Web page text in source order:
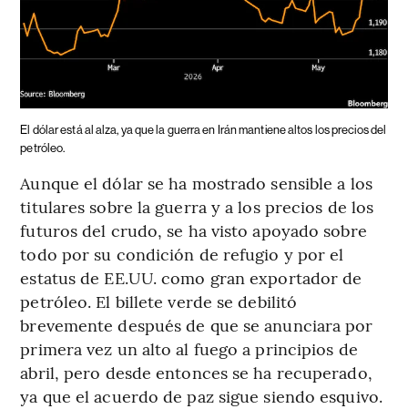
El dólar está al alza, ya que la guerra en Irán mantiene altos los precios del
petróleo.
Aunque el dólar se ha mostrado sensible a los
titulares sobre la guerra y a los precios de los
futuros del crudo, se ha visto apoyado sobre
todo por su condición de refugio y por el
estatus de EE.UU. como gran exportador de
petróleo. El billete verde se debilitó
brevemente después de que se anunciara por
primera vez un alto al fuego a principios de
abril, pero desde entonces se ha recuperado,
ya que el acuerdo de paz sigue siendo esquivo.